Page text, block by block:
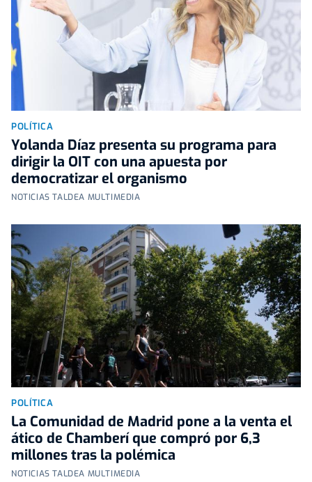
POLÍTICA
Yolanda Díaz presenta su programa para
dirigir la OIT con una apuesta por
democratizar el organismo
NOTICIAS TALDEA MULTIMEDIA
POLÍTICA
La Comunidad de Madrid pone a la venta el
ático de Chamberí que compró por 6,3
millones tras la polémica
NOTICIAS TALDEA MULTIMEDIA